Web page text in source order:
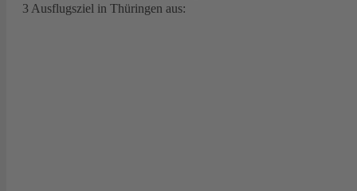
3 Ausflugsziel in Thüringen aus: